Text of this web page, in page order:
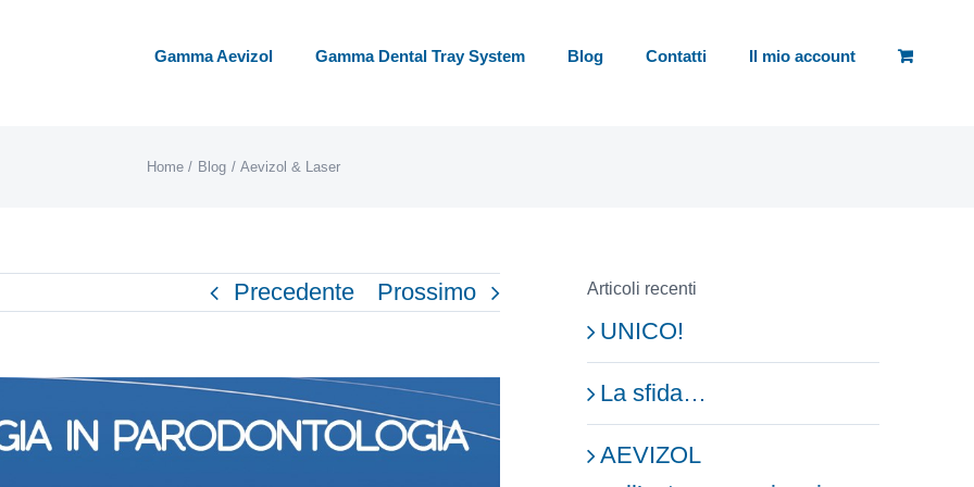
Gamma Aevizol Gamma Dental Tray System Blog Contatti Il mio account
Home Blog Aevizol & Laser
Precedente Prossimo Articoli recenti
UNICO!
La sfida…
AEVIZOL